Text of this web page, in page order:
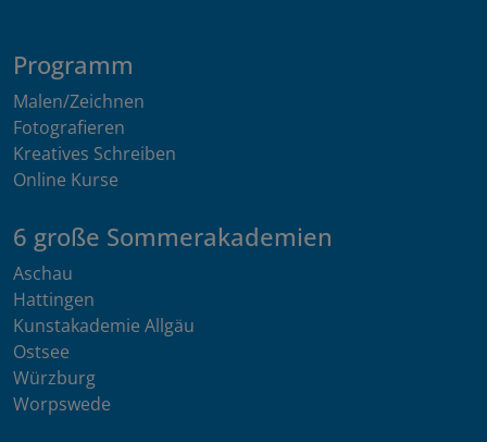
Programm
Malen/Zeichnen
Fotografieren
Kreatives Schreiben
Online Kurse
6 große Sommerakademien
Aschau
Hattingen
Kunstakademie Allgäu
Ostsee
Würzburg
Worpswede